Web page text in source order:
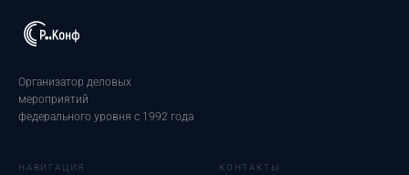
Организатор деловых
мероприятий
федерального уровня с 1992 года
НАВИГАЦИЯ КОНТАКТЫ